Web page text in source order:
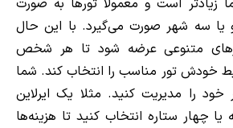
یا سه شهر صورت می‌گیرد. با این حال
متنوعی عرضه شود تا هر شخص
خودش تور مناسب را انتخاب کند. شما
خود را مدیریت کنید. مثلا یک ایرلاین
چهار ستاره انتخاب کنید تا هزینه‌ها